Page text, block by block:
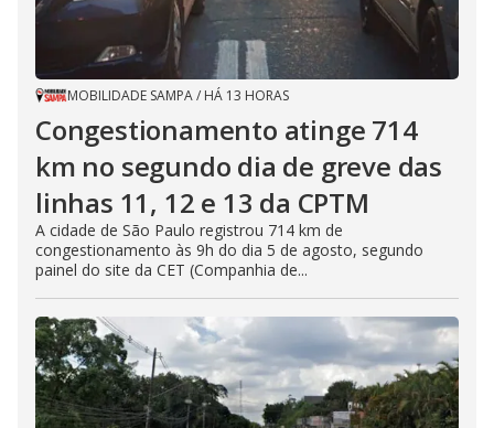
MOBILIDADE SAMPA/ HÁ 13 HORAS
Congestionamento atinge 714
km no segundo dia de greve das
linhas 11, 12 e 13 da CPTM
A cidade de São Paulo registrou 714 km de
congestionamento às 9h do dia 5 de agosto, segundo
painel do site da CET (Companhia de...